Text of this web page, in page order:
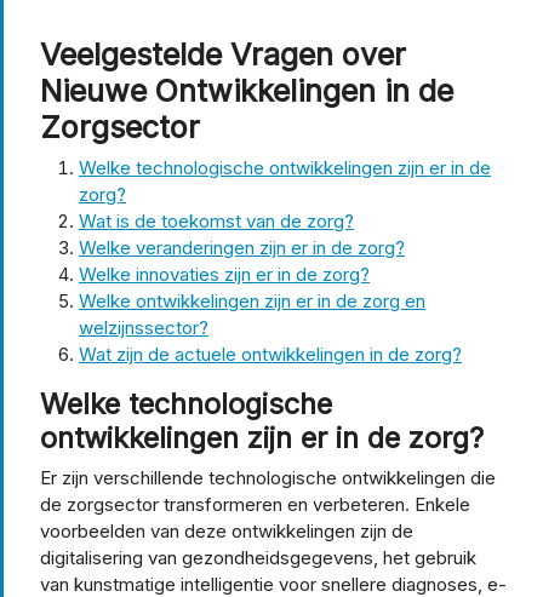
Veelgestelde Vragen over
Nieuwe Ontwikkelingen in de
Zorgsector
Welke technologische ontwikkelingen zijn er in de
zorg?
Wat is de toekomst van de zorg?
Welke veranderingen zijn er in de zorg?
Welke innovaties zijn er in de zorg?
Welke ontwikkelingen zijn er in de zorg en
welzijnssector?
Wat zijn de actuele ontwikkelingen in de zorg?
Welke technologische
ontwikkelingen zijn er in de zorg?
Er zijn verschillende technologische ontwikkelingen die
de zorgsector transformeren en verbeteren. Enkele
voorbeelden van deze ontwikkelingen zijn de
digitalisering van gezondheidsgegevens, het gebruik
van kunstmatige intelligentie voor snellere diagnoses, e-